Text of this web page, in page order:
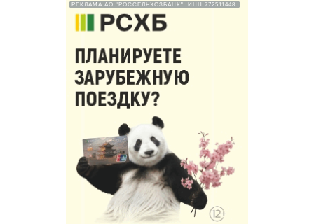
РЕКЛАМА АО "РОССЕЛЬХОЗБАНК". ИНН 772511448.